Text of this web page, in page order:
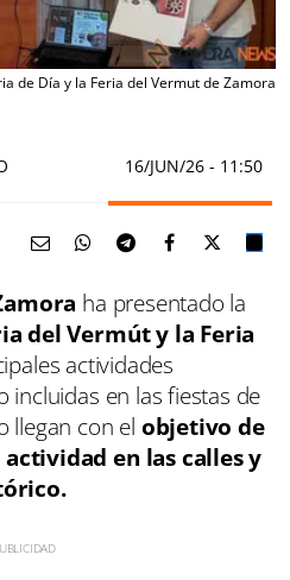
de Día y la Feria del Vermut de Zamora
16/JUN/26 - 11:50
ha presentado la
del Vermút y la Feria
actividades
incluidas en las fiestas de
llegan con el objetivo de
en las calles y